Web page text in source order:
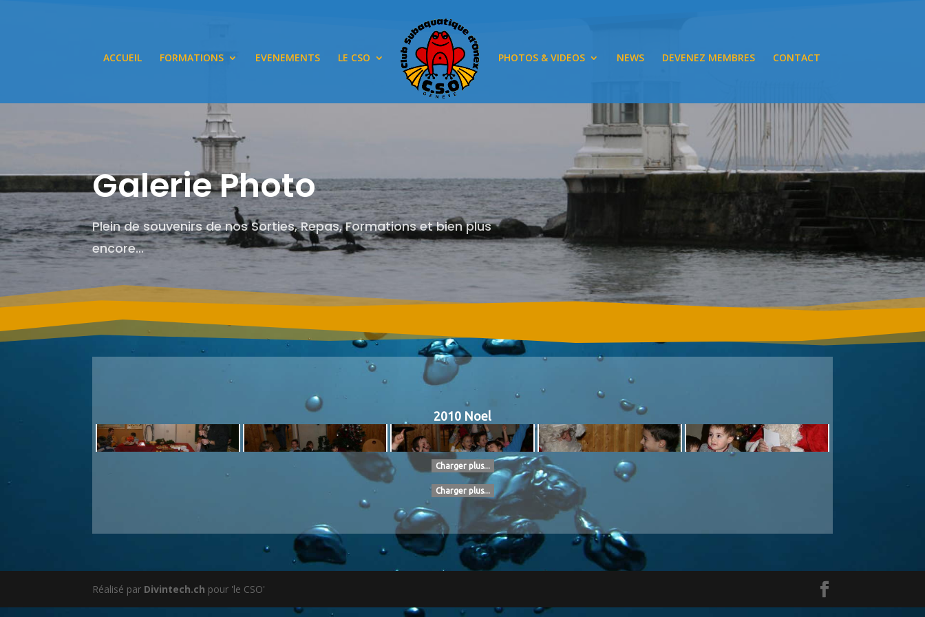
ACCUEIL FORMATIONS EVENEMENTS LE CSO PHOTOS & VIDEOS NEWS DEVENEZ MEMBRES CONTACT
Galerie Photo
Plein de souvenirs de nos Sorties, Repas, Formations et bien plus
encore…
2010 Noel
Charger plus...
Charger plus...
Réalisé par Divintech.ch pour 'le CSO'